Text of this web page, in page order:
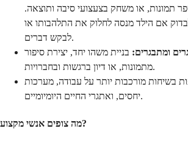
תמונות, או משחק בצעצועי סיבה ותוצאה.
אם הילד מנסה לחלוק את התלהבותו או
לבקש דברים.
ומתבגרים: בניית משהו יחד, יצירת סיפור
מתמונות, או דיון ברגשות ובחברויות.
בשיחות מורכבות יותר על עבודה, מערכות
יחסים, ואתגרי החיים היומיומיים.
מה צופים אנשי מקצוע?